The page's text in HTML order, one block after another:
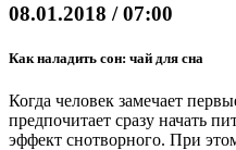
08.01.2018 / 07:00
Как наладить сон: чай для сна
Когда человек замечает
предпочитает сразу начать
эффект снотворного. При